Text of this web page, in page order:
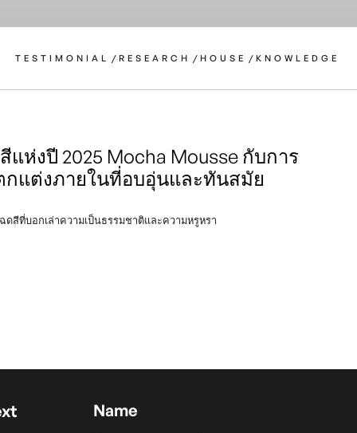
TESTIMONIAL / RESEARCH / HOUSE /KNOWLEDGE
แห่งปี 2025 Mocha Mousse กับการ
แต่งภายในที่อบอุ่นและทันสมัย
ฉดสีที่บอกเล่าความเป็นธรรมชาติและความหรูหรา
Name